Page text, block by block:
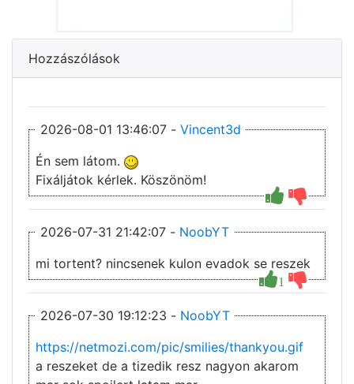
Hozzászólások
2026-08-01 13:46:07 - Vincent3d
Én sem látom.
Fixáljátok kérlek. Köszönöm!
2026-07-31 21:42:07 - NoobYT
1
mi tortent? nincsenek kulon evadok se reszek
2026-07-30 19:12:23 - NoobYT
https://netmozi.com/pic/smilies/thankyou.gif
a reszeket de a tizedik resz nagyon akarom